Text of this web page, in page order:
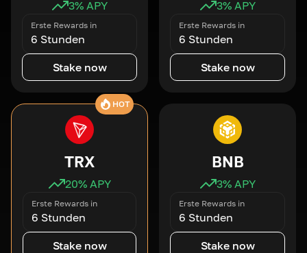
3% APY
Erste Rewards in
6 Stunden
Stake now
3% APY
Erste Rewards in
6 Stunden
Stake now
HOT
TRX
20% APY
Erste Rewards in
6 Stunden
Stake now
BNB
3% APY
Erste Rewards in
6 Stunden
Stake now